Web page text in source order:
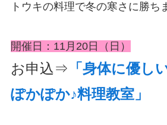
トウキの料理で冬の寒さに勝ち
開催日：11月20日（日）
お申込⇒ 「身体に優し
ぽかぽか♪料理教室」